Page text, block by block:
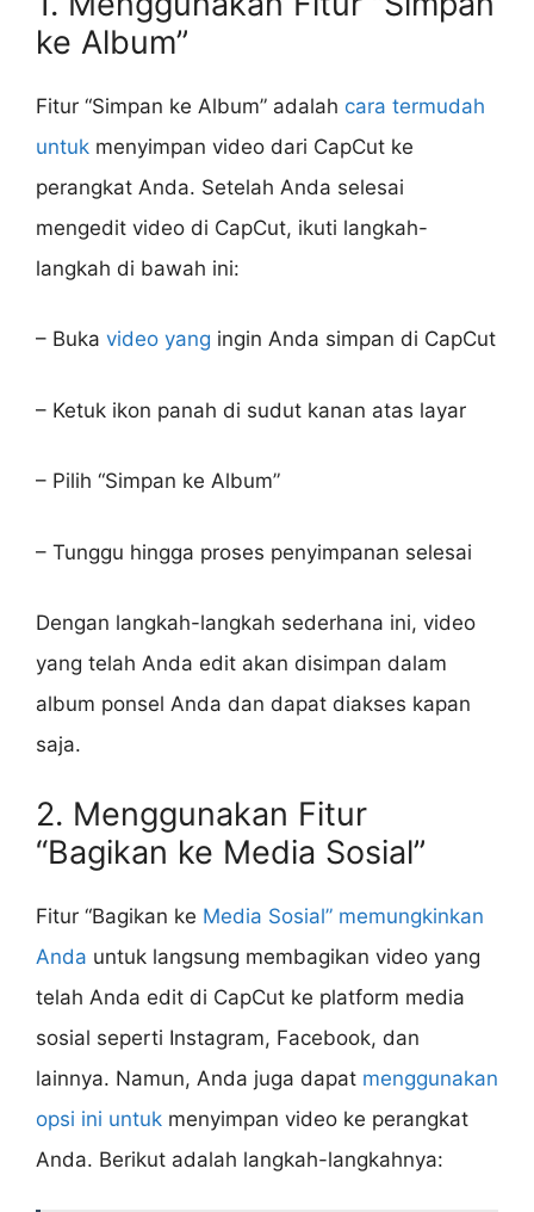
ke Album”
Fitur “Simpan ke Album” adalah cara termudah
untuk menyimpan video dari CapCut ke
perangkat Anda. Setelah Anda selesai
mengedit video di CapCut, ikuti langkah-
langkah di bawah ini:
– Buka video yang ingin Anda simpan di CapCut
– Ketuk ikon panah di sudut kanan atas layar
– Pilih “Simpan ke Album”
– Tunggu hingga proses penyimpanan selesai
Dengan langkah-langkah sederhana ini, video
yang telah Anda edit akan disimpan dalam
album ponsel Anda dan dapat diakses kapan
saja.
2. Menggunakan Fitur
“Bagikan ke Media Sosial”
Fitur “Bagikan ke Media Sosial” memungkinkan
Anda untuk langsung membagikan video yang
telah Anda edit di CapCut ke platform media
sosial seperti Instagram, Facebook, dan
lainnya. Namun, Anda juga dapat menggunakan
opsi ini untuk menyimpan video ke perangkat
Anda. Berikut adalah langkah-langkahnya: